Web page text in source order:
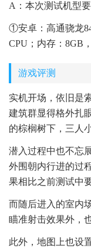
A：本次测试机型要
①安卓：高通骁龙
CPU；内存：8GB
游戏评测
实机开场，依旧是
建筑群显得格外扎
的棕榈树下，三人
潜入过程中也不忘
外围朝内行进的过
果相比之前测试中
而随后进入的室内
瞄准射击效果外，
此外，地图上也设